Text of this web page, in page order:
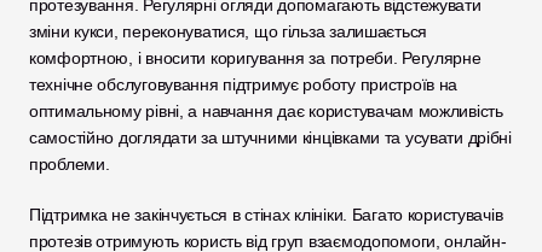
протезування. Регулярні огляди допомагають відстежувати
зміни кукси, переконуватися, що гільза залишається
комфортною, і вносити коригування за потреби. Регулярне
технічне обслуговування підтримує роботу пристроїв на
оптимальному рівні, а навчання дає користувачам можливість
самостійно доглядати за штучними кінцівками та усувати дрібні
проблеми.
Підтримка не закінчується в стінах клініки. Багато користувачів
протезів отримують користь від груп взаємодопомоги, онлайн-